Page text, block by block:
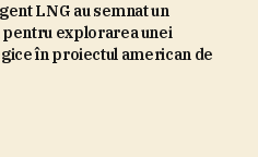
LNG au semnat un
explorarea unei
în proiectul american de